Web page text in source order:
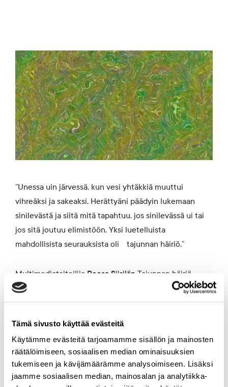
Tämä sivusto käyttää evästeitä
Käytämme evästeitä tarjoamamme sisällön ja mainosten
räätälöimiseen, sosiaalisen median ominaisuuksien
tukemiseen ja kävijämäärämme analysoimiseen. Lisäksi
jaamme sosiaalisen median, mainosalan ja analytiikka-
FI EN SV SME
”Unessa uin järvessä, kun vesi yhtäkkiä muuttui
vihreäksi ja sakeaksi. Herättyäni päädyin lukemaan
sinilevästä ja siitä mitä tapahtuu, jos sinilevässä ui tai
jos sitä joutuu elimistöön. Yksi luetelluista
mahdollisista seurauksista oli tajunnan häiriö.”
Multimediataiteilija Roosa Siirilän Tajunnan häiriö -
videoteos projisoidaan Puistokatu 4:n kirjaston
kakluuniin. Eläväisen pinnan kolmena vuosisatana
ihmisen ja merilevän välistä suhdetta.
Näyttelyavajaisia juhlitaan keskiviikkona 18.12. klo 17–
19. Avajaisiltana esillä on myös Siirilän toinen